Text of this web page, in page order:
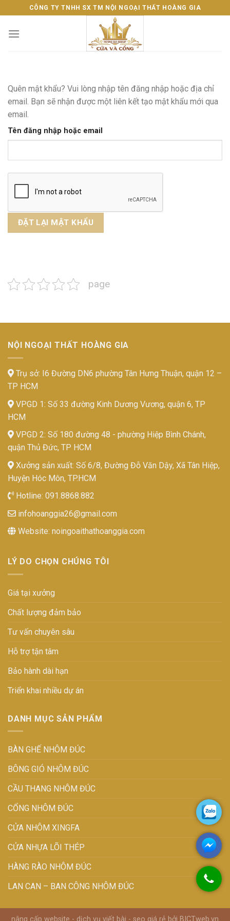
to
content
CÔNG TY TNHH SX TM NỘI NGOẠI THẤT HOÀNG GIA
Quên mật khẩu? Vui lòng nhập tên đăng nhập hoặc địa chỉ
email. Bạn sẽ nhận được một liên kết tạo mật khẩu mới qua
email.
Tên đăng nhập hoặc email
ĐẶT LẠI MẬT KHẨU
page
NỘI NGOẠI THẤT HOÀNG GIA
Trụ sở: I6 Đường DN6 phường Tân Hưng Thuận, quận 12 –
TP HCM
VPGD 1: Số 33 đường Kinh Dương Vương, quận 6, TP
HCM
VPGD 2: Số 180 đường 48 - phường Hiệp Bình Chánh,
quận Thủ Đức, TP HCM
Xưởng sản xuất: Số 6/8, Đường Đỗ Văn Dậy, Xã Tân Hiệp,
Huyện Hóc Môn, TP.HCM
Hotline: 091.8868.882
infohoanggia26@gmail.com
Website: noingoaithathoanggia.com
LÝ DO CHỌN CHÚNG TÔI
Giá tại xưởng
Chất lượng đảm bảo
Tư vấn chuyên sâu
Hỗ trợ tận tâm
Bảo hành dài hạn
Triển khai nhiều dự án
DANH MỤC SẢN PHẨM
BÀN GHẾ NHÔM ĐÚC
BÔNG GIÓ NHÔM ĐÚC
CẦU THANG NHÔM ĐÚC
CỔNG NHÔM ĐÚC
CỬA NHÔM XINGFA
CỬA NHỰA LÕI THÉP
HÀNG RÀO NHÔM ĐÚC
LAN CAN – BAN CÔNG NHÔM ĐÚC